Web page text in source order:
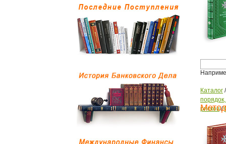
Каталог /
рисков/